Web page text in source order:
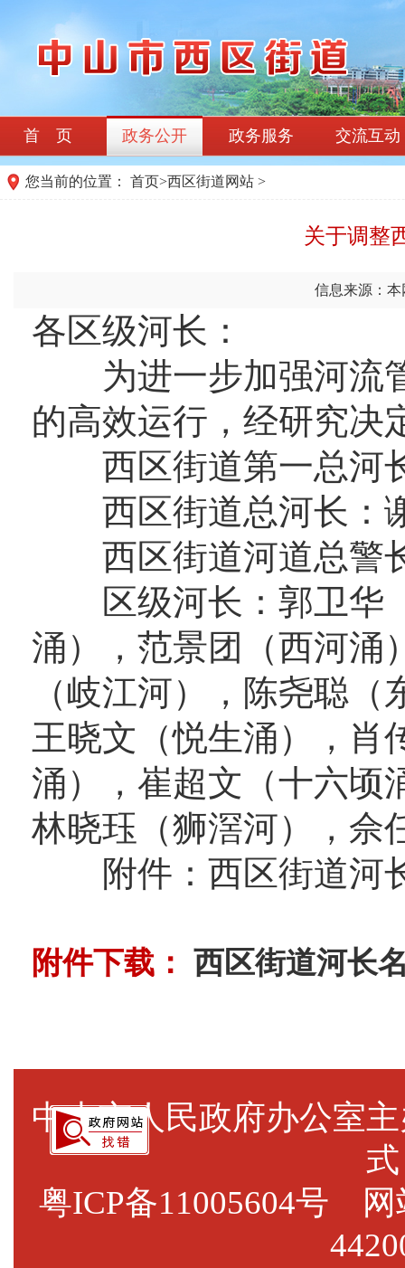
首 页 政务公开 政务服务 交流互动
您当前的位置： 首页>西区街道网站 >
关于调整
信息来源：本
各区级河长：
为进一步加强河流管
的高效运行，经研究决
西区街道第一总河
西区街道总河长：
西区街道河道总警
区级河长：郭卫华（
涌），范景团（西河涌
（岐江河），陈尧聪
王晓文（悦生涌），肖
涌），崔超文（十六顷
林晓珏（狮滘河），佘
附件：西区街道河
附件下载： 西区街道河长
中山市人民政府办公
式
粤ICP备11005604号 网